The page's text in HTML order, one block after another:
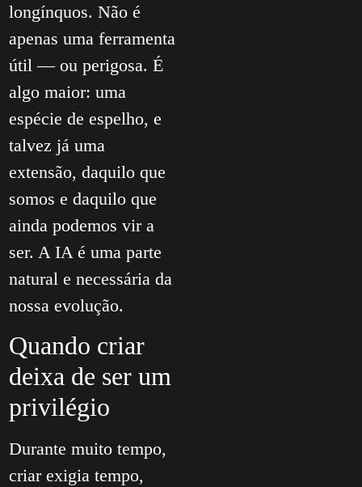
longínquos. Não é
apenas uma ferramenta
útil — ou perigosa. É
algo maior: uma
espécie de espelho, e
talvez já uma
extensão, daquilo que
somos e daquilo que
ainda podemos vir a
ser. A IA é uma parte
natural e necessária da
nossa evolução.
Quando criar
deixa de ser um
privilégio
Durante muito tempo,
criar exigia tempo,